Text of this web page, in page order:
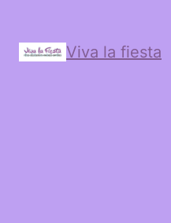
Viva la fiesta